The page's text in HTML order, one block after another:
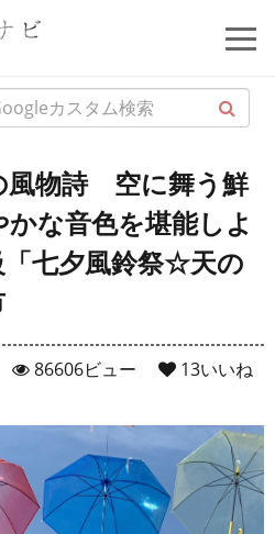
風物詩 空に舞う鮮
な音色を堪能しよ
七夕風鈴祭☆天の
13いいね
86606ビュー